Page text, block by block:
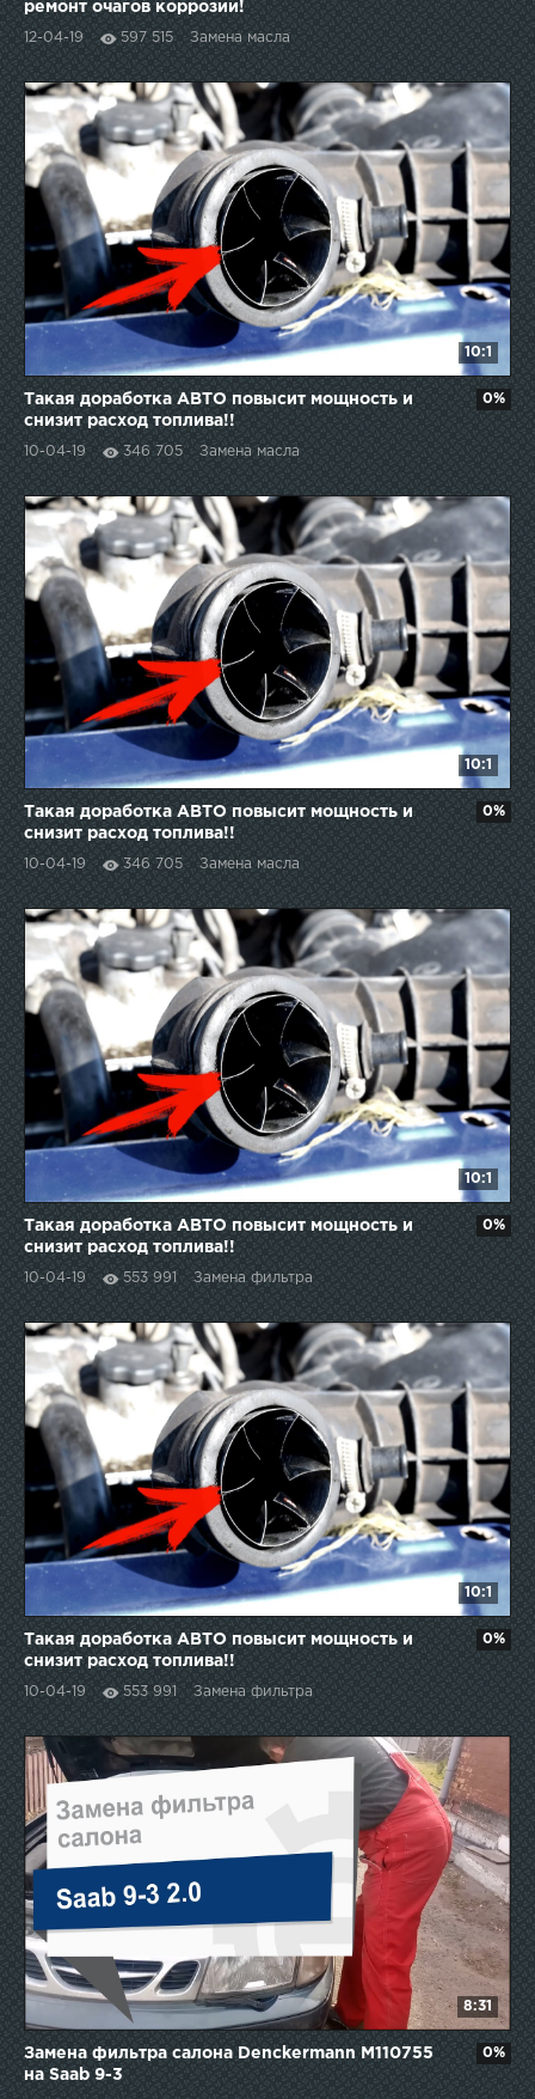
ремонт очагов коррозии!
12-04-19 597 515 Замена масла
10:1
Такая доработка АВТО повысит мощность и
снизит расход топлива!!
10-04-19 346 705 Замена масла
0%
10:1
Такая доработка АВТО повысит мощность и
снизит расход топлива!!
10-04-19 346 705 Замена масла
0%
10:1
Такая доработка АВТО повысит мощность и
снизит расход топлива!!
10-04-19 553 991 Замена фильтра
0%
10:1
Такая доработка АВТО повысит мощность и
снизит расход топлива!!
10-04-19 553 991 Замена фильтра
0%
8:31
Замена фильтра салона Denckermann M110755
на Saab 9-3
0%